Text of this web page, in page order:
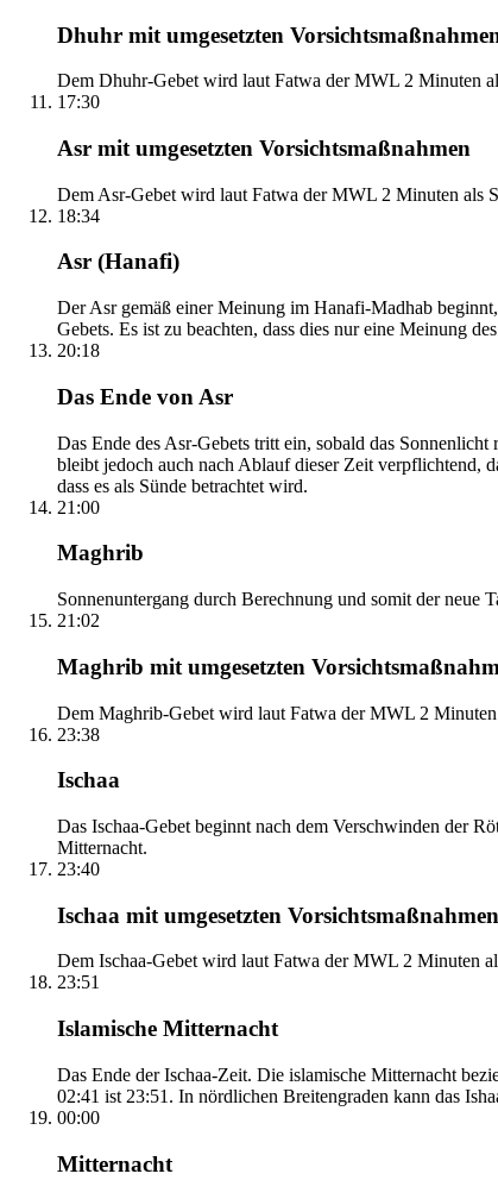
Dhuhr mit umgesetzten
Dem Dhuhr-Gebet wird laut Fatwa der MWL 2 Minuten
17:30
Asr mit umgesetzten Vorsichtsmaßnahmen
Dem Asr-Gebet wird laut Fatwa der MWL 2 Minuten als
18:34
Asr (Hanafi)
Der Asr gemäß einer Meinung im Hanafi-Madhab
Gebets. Es ist zu beachten, dass dies nur eine Meinung
20:18
Das Ende von Asr
Das Ende des Asr-Gebets tritt ein, sobald das
bleibt jedoch auch nach Ablauf dieser Zeit verpflichtend,
dass es als Sünde betrachtet wird.
21:00
Maghrib
Sonnenuntergang durch Berechnung und somit der neue
21:02
Maghrib mit umgesetzten
Dem Maghrib-Gebet wird laut Fatwa der MWL 2
23:38
Ischaa
Das Ischaa-Gebet beginnt nach dem Verschwinden der
Mitternacht.
23:40
Ischaa mit umgesetzten Vorsichtsmaßnahmen
Dem Ischaa-Gebet wird laut Fatwa der MWL 2 Minuten
23:51
Islamische Mitternacht
Das Ende der Ischaa-Zeit. Die islamische Mitternacht
02:41 ist 23:51. In nördlichen Breitengraden kann das
00:00
Mitternacht